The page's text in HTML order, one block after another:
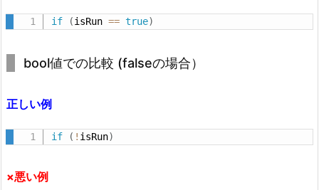
て
い
V
s
a
S
if (isRun == true)
bool値での比較 (falseの場合）
正しい例
if ( ! isRun)
×悪い例